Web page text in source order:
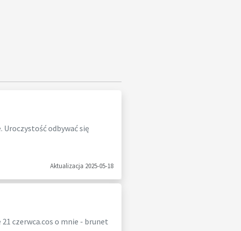
Uroczystość odbywać się
Aktualizacja 2025-05-18
czerwca.cos o mnie - brunet